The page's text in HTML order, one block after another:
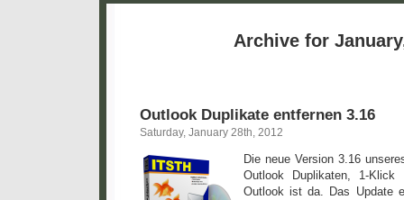
Archive for
Outlook Duplikate entfernen 3.16
Saturday, January 28th, 2012
Die neue Version 3.16
Outlook Duplikaten, 1-
Outlook ist da. Das Update